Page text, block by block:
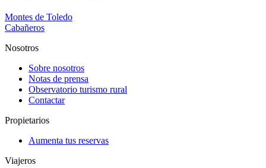
Montes de Toledo
Cabañeros
Nosotros
Sobre nosotros
Notas de prensa
Observatorio turismo rural
Contactar
Propietarios
Aumenta tus reservas
Viajeros